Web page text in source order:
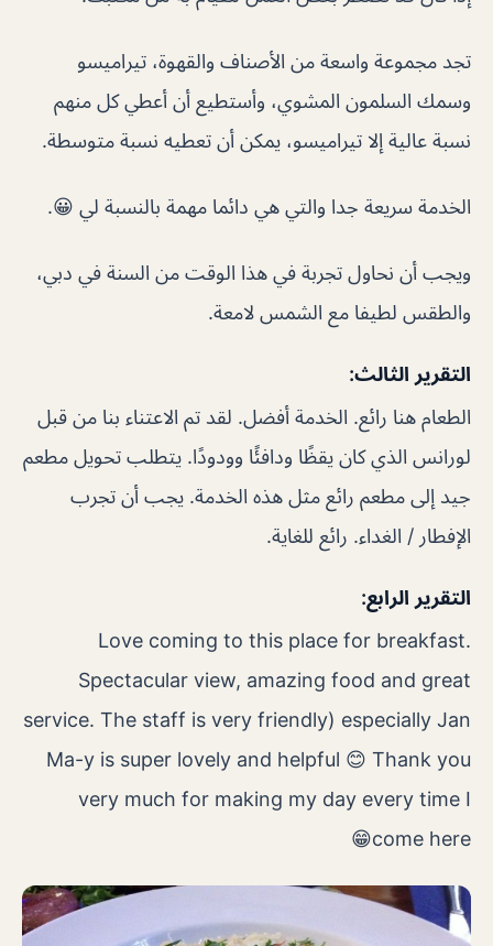
تجد مجموعة واسعة من الأصناف والقهوة، تيراميسو
وسمك السلمون المشوي، وأستطيع أن أعطي كل منهم
نسبة عالية إلا تيراميسو، يمكن أن تعطيه نسبة متوسطة.
الخدمة سريعة جدا والتي هي دائما مهمة بالنسبة لي 😀.
ويجب أن نحاول تجربة في هذا الوقت من السنة في دبي،
والطقس لطيفا مع الشمس لامعة.
التقرير الثالث:
الطعام هنا رائع. الخدمة أفضل. لقد تم الاعتناء بنا من قبل
لورانس الذي كان يقظًا ودافئًا وودودًا. يتطلب تحويل مطعم
جيد إلى مطعم رائع مثل هذه الخدمة. يجب أن تجرب
الإفطار / الغداء. رائع للغاية.
التقرير الرابع:
Love coming to this place for breakfast.
Spectacular view, amazing food and great
service. The staff is very friendly) especially Jan
Ma-y is super lovely and helpful 😊 Thank you
very much for making my day every time I
come here
😁